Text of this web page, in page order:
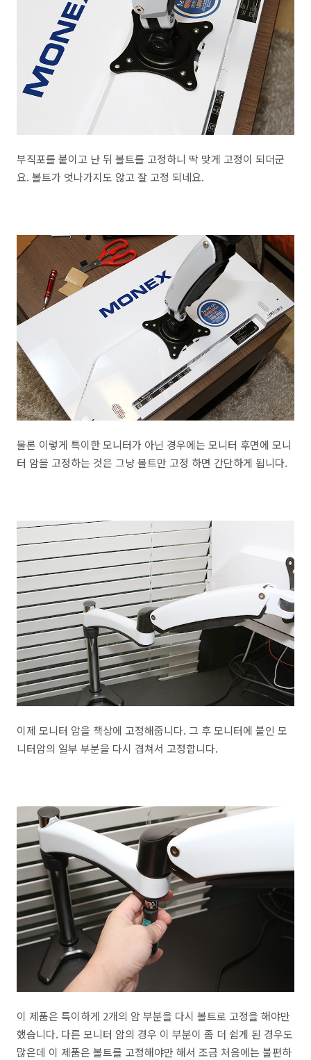
부직포를 붙이고 난 뒤 볼트를 고정하니 딱 맞게 고정이 되더군
요. 볼트가 엇나가지도 않고 잘 고정 되네요.
물론 이렇게 특이한 모니터가 아닌 경우에는 모니터 후면에 모니
터 암을 고정하는 것은 그냥 볼트만 고정 하면 간단하게 됩니다.
이제 모니터 암을 책상에 고정해줍니다. 그 후 모니터에 붙인 모
니터암의 일부 부분을 다시 겹쳐서 고정합니다.
이 제품은 특이하게 2개의 암 부분을 다시 볼트로 고정을 해야만
했습니다. 다른 모니터 암의 경우 이 부분이 좀 더 쉽게 된 경우도
많은데 이 제품은 볼트를 고정해야만 해서 조금 처음에는 불편하